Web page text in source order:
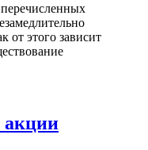
от этого зависит
акции